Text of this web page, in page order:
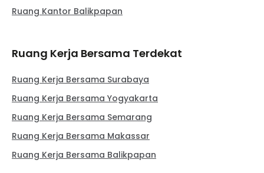
Ruang Kantor Balikpapan
Ruang Kerja Bersama Terdekat
Ruang Kerja Bersama Surabaya
Ruang Kerja Bersama Yogyakarta
Ruang Kerja Bersama Semarang
Ruang Kerja Bersama Makassar
Ruang Kerja Bersama Balikpapan